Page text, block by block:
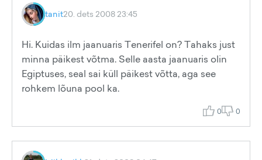
tanit20. dets 2008 23:45
Hi. Kuidas ilm jaanuaris Tenerifel on? Tahaks just
minna päikest võtma. Selle aasta jaanuaris olin
Egiptuses, seal sai küll päikest võtta, aga see
rohkem lõuna pool ka.
0 0